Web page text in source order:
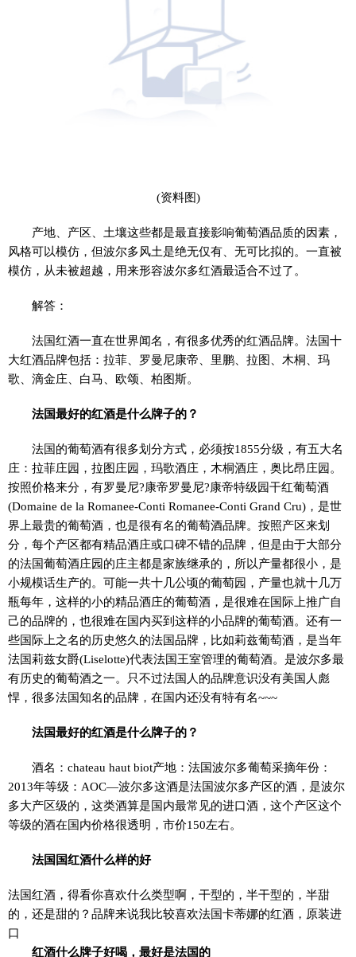
(资料图)
产地、产区、土壤这些都是最直接影响葡萄酒品质的因素，
风格可以模仿，但波尔多风土是绝无仅有、无可比拟的。一直被
模仿，从未被超越，用来形容波尔多红酒最适合不过了。
解答：
法国红酒一直在世界闻名，有很多优秀的红酒品牌。法国十
大红酒品牌包括：拉菲、罗曼尼康帝、里鹏、拉图、木桐、玛
歌、滴金庄、白马、欧颂、柏图斯。
法国最好的红酒是什么牌子的？
法国的葡萄酒有很多划分方式，必须按1855分级，有五大名
庄：拉菲庄园，拉图庄园，玛歌酒庄，木桐酒庄，奥比昂庄园。
按照价格来分，有罗曼尼?康帝罗曼尼?康帝特级园干红葡萄酒
(Domaine de la Romanee-Conti Romanee-Conti Grand Cru)，是世
界上最贵的葡萄酒，也是很有名的葡萄酒品牌。按照产区来划
分，每个产区都有精品酒庄或口碑不错的品牌，但是由于大部分
的法国葡萄酒庄园的庄主都是家族继承的，所以产量都很小，是
小规模话生产的。可能一共十几公顷的葡萄园，产量也就十几万
瓶每年，这样的小的精品酒庄的葡萄酒，是很难在国际上推广自
己的品牌的，也很难在国内买到这样的小品牌的葡萄酒。还有一
些国际上之名的历史悠久的法国品牌，比如莉兹葡萄酒，是当年
法国莉兹女爵(Liselotte)代表法国王室管理的葡萄酒。是波尔多最
有历史的葡萄酒之一。只不过法国人的品牌意识没有美国人彪
悍，很多法国知名的品牌，在国内还没有特有名~~~
法国最好的红酒是什么牌子的？
酒名：chateau haut biot产地：法国波尔多葡萄采摘年份：
2013年等级：AOC—波尔多这酒是法国波尔多产区的酒，是波尔
多大产区级的，这类酒算是国内最常见的进口酒，这个产区这个
等级的酒在国内价格很透明，市价150左右。
法国国红酒什么样的好
法国红酒，得看你喜欢什么类型啊，干型的，半干型的，半甜
的，还是甜的？品牌来说我比较喜欢法国卡蒂娜的红酒，原装进
口
红酒什么牌子好喝，最好是法国的